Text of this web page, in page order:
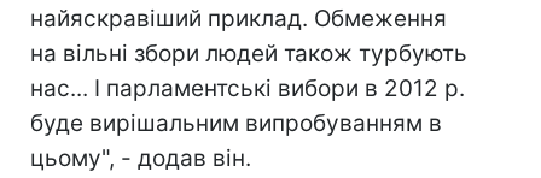
найяскравіший приклад. Обмеження
на вільні збори людей також турбують
нас... І парламентські вибори в 2012 р.
буде вирішальним випробуванням в
цьому", - додав він.